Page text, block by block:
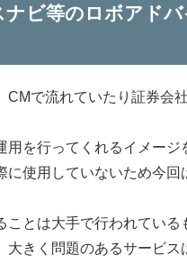
ナビ等のロボアドバ
CMで流れていたり証券会
用を行ってくれるイメージ
に使用していないため今回
ことは大手で行われている
大きく問題のあるサービス